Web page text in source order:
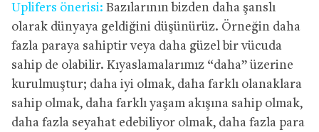
Uplifers önerisi: Bazılarının bizden daha şanslı
olarak dünyaya geldiğini düşünürüz. Örneğin daha
fazla paraya sahiptir veya daha güzel bir vücuda
sahip de olabilir. Kıyaslamalarımız “daha” üzerine
kurulmuştur; daha iyi olmak, daha farklı olanaklara
sahip olmak, daha farklı yaşam akışına sahip olmak,
daha fazla seyahat edebiliyor olmak, daha fazla para